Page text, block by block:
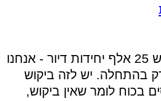
ליאון אמר כי "כרגע יש 25 אלף יחידות דיור - אנחנו
בהתחלה. יש לזה ביקוש
בכוח לומר שאין ביקוש,